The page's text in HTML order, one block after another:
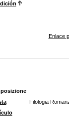
Enlace
Filologia